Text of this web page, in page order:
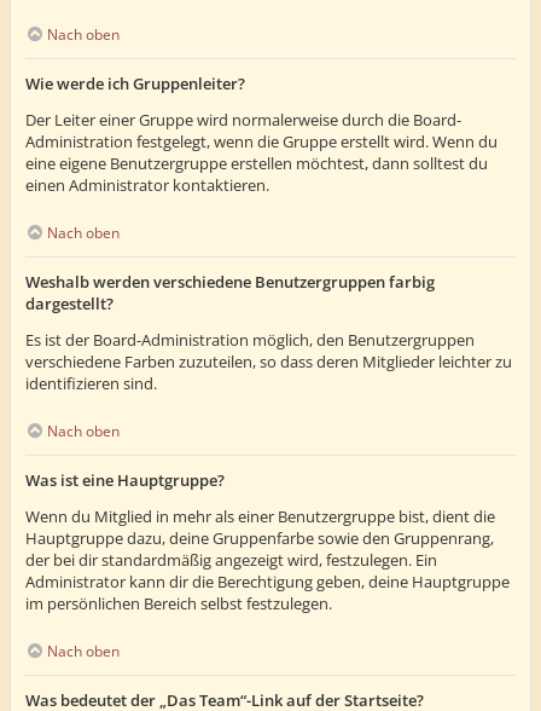
Nach oben
Wie werde ich Gruppenleiter?
Der Leiter einer Gruppe wird normalerweise durch die Board-
Administration festgelegt, wenn die Gruppe erstellt wird. Wenn du
eine eigene Benutzergruppe erstellen möchtest, dann solltest du
einen Administrator kontaktieren.
Nach oben
Weshalb werden verschiedene Benutzergruppen farbig
dargestellt?
Es ist der Board-Administration möglich, den Benutzergruppen
verschiedene Farben zuzuteilen, so dass deren Mitglieder leichter zu
identifizieren sind.
Nach oben
Was ist eine Hauptgruppe?
Wenn du Mitglied in mehr als einer Benutzergruppe bist, dient die
Hauptgruppe dazu, deine Gruppenfarbe sowie den Gruppenrang,
der bei dir standardmäßig angezeigt wird, festzulegen. Ein
Administrator kann dir die Berechtigung geben, deine Hauptgruppe
im persönlichen Bereich selbst festzulegen.
Nach oben
Was bedeutet der „Das Team“-Link auf der Startseite?